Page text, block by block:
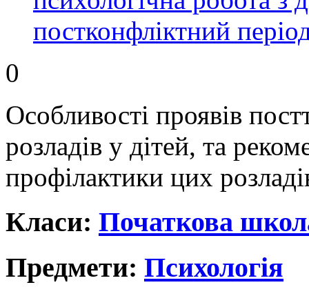
постконфліктний
0
Особливості проявів
розладів у дітей, та
профілактики цих
Класи: Початкова
Предмети: Психологія